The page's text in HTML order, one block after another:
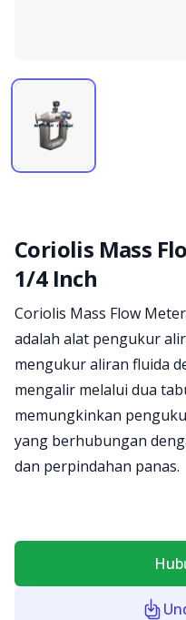
Coriolis Mass
1/4 Inch
Product information
Coriolis Mass Flow
adalah alat pengukur
mengukur aliran fluida
mengalir melalui dua
memungkinkan
yang berhubungan
dan perpindahan panas.